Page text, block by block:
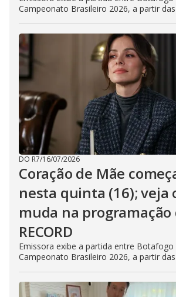
Campeonato Brasileiro 2026, a partir
DO R7/16/07/2026
Coração de Mãe
nesta quinta (16); veja
muda na programação
RECORD
Emissora exibe a partida entre Botafogo
Campeonato Brasileiro 2026, a partir